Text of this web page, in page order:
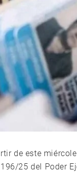
de este
25 del Poder